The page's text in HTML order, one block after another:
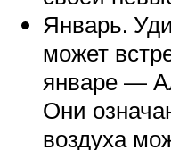
Январь.
может
январе —
Они
воздуха